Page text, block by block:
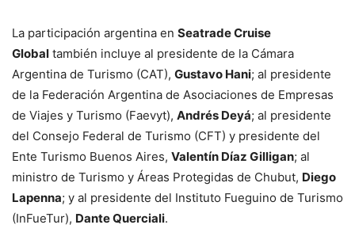
La participación argentina en Seatrade Cruise
Global también incluye al presidente de la Cámara
Argentina de Turismo (CAT), Gustavo Hani; al presidente
de la Federación Argentina de Asociaciones de Empresas
de Viajes y Turismo (Faevyt), Andrés Deyá; al presidente
del Consejo Federal de Turismo (CFT) y presidente del
Ente Turismo Buenos Aires, Valentín Díaz Gilligan; al
ministro de Turismo y Áreas Protegidas de Chubut, Diego
Lapenna; y al presidente del Instituto Fueguino de Turismo
(InFueTur), Dante Querciali.